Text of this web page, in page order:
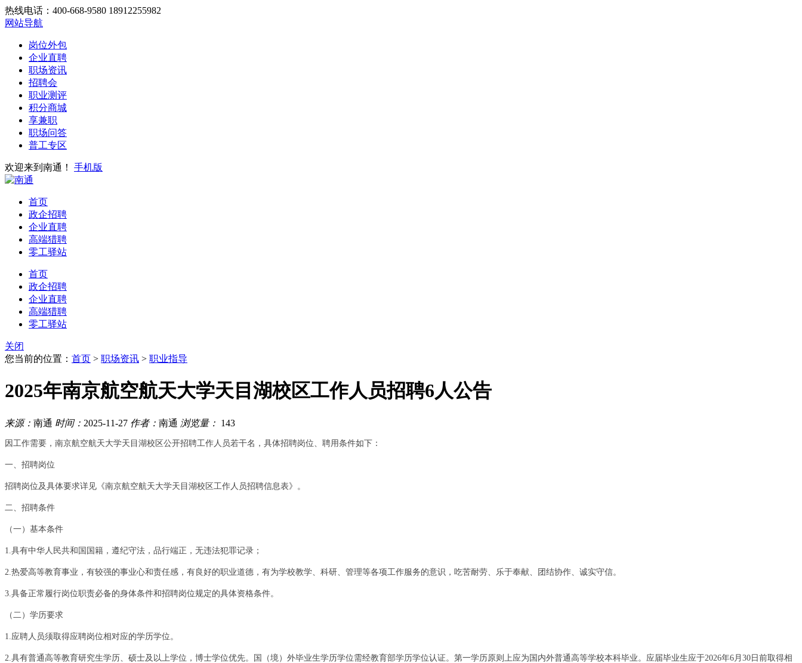
热线电话：400-668-9580 18912255982
网站导航
岗位外包
企业直聘
职场资讯
招聘会
职业测评
积分商城
享兼职
职场问答
普工专区
欢迎来到南通！ 手机版
首页
政企招聘
企业直聘
高端猎聘
零工驿站
首页
政企招聘
企业直聘
高端猎聘
零工驿站
关闭
您当前的位置： 首页 > 职场资讯 > 职业指导
2025年南京航空航天大学天目湖校区工作人员招聘6人公告
来源： 南通 时间： 2025-11-27 作者： 南通 浏览量： 143
因工作需要，南京航空航天大学天目湖校区公开招聘工作人员若干名，具体招聘岗位、聘用条件如下：
一、招聘岗位
招聘岗位及具体要求详见《南京航空航天大学天目湖校区工作人员招聘信息表》。
二、招聘条件
（一）基本条件
1. 具有中华人民共和国国籍，遵纪守法，品行端正，无违法犯罪记录；
2. 热爱高等教育事业，有较强的事业心和责任感，有良好的职业道德，有为学校教学、科研、管理等各项工作服务的意识，吃苦耐劳、乐于奉献、团结协作、诚实守信。
3. 具备正常履行岗位职责必备的身体条件和招聘岗位规定的具体资格条件。
（二）学历要求
1. 应聘人员须取得应聘岗位相对应的学历学位。
2. 具有普通高等教育研究生学历、硕士及以上学位，博士学位优先。国（境）外毕业生学历学位需经教育部学历学位认证。第一学历原则上应为国内外普通高等学校本科毕业。应届毕业生应于2026年6 月 30 日前取得相